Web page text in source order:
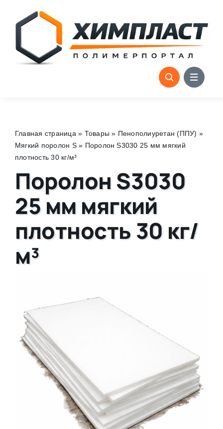
content
Главная страница » Товары » Пенополиуретан (ППУ) »
Мягкий поролон S» Поролон S3030 25 мм мягкий
плотность 30 кг/м³
Поролон S3030
25 мм мягкий
плотность 30 кг/
м³